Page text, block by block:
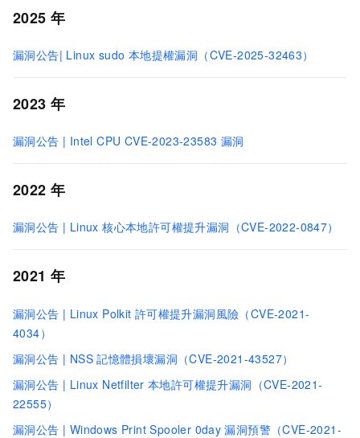
2025 年
漏洞公告| Linux sudo 本地提權漏洞（CVE-2025-32463）
2023 年
漏洞公告 | Intel CPU CVE-2023-23583 漏洞
2022 年
漏洞公告 | Linux 核心本地許可權提升漏洞（CVE-2022-0847）
2021 年
漏洞公告 | Linux Polkit 許可權提升漏洞風險（CVE-2021-
4034）
漏洞公告 | NSS 記憶體損壞漏洞（CVE-2021-43527）
漏洞公告 | Linux Netfilter 本地許可權提升漏洞（CVE-2021-
22555）
漏洞公告 | Windows Print Spooler 0day 漏洞預警（CVE-2021-